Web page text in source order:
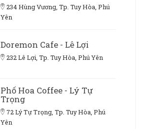
234 Hùng Vương, Tp. Tuy Hòa, Phú
Yên
Doremon Cafe - Lê Lợi
232 Lê Lợi, Tp. Tuy Hòa, Phú Yên
Phố Hoa Coffee - Lý Tự
Trọng
72 Lý Tự Trọng, Tp. Tuy Hòa, Phú
Yên